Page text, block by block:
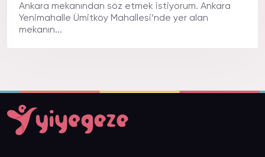
Ankara mekanından söz etmek istiyorum. Ankara
Yenimahalle Ümitköy Mahallesi’nde yer alan
mekanın...